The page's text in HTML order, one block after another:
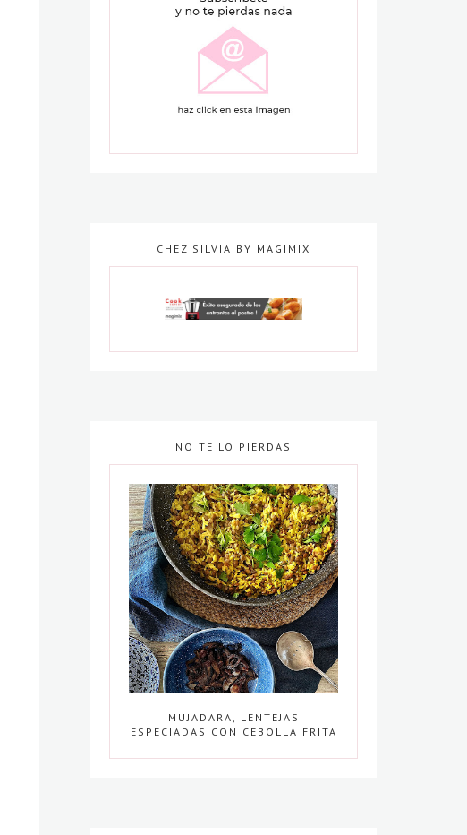
CHEZ SILVIA BY MAGIMIX
NO TE LO PIERDAS
MUJADARA, LENTEJAS
ESPECIADAS CON CEBOLLA FRITA